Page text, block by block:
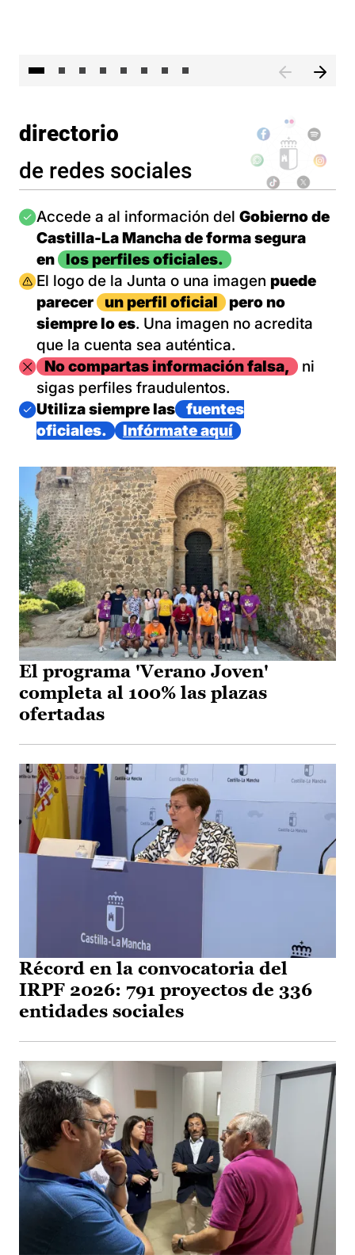
directorio
de redes sociales
Imagen
Accede a al información del Gobierno de
Castilla-La Mancha de forma segura
en
los perfiles oficiales.
Imagen
El logo de la Junta o una imagen puede
parecer
un perfil oficial
pero no
siempre lo es. Una imagen no acredita
que la cuenta sea auténtica.
ImagenNo compartas información falsa,
ni
sigas perfiles fraudulentos.
Imagen
Utiliza siempre las
fuentes
oficiales.
Infórmate aquí
El programa 'Verano Joven'
completa al 100% las plazas
ofertadas
Récord en la convocatoria del
IRPF 2026: 791 proyectos de 336
entidades sociales